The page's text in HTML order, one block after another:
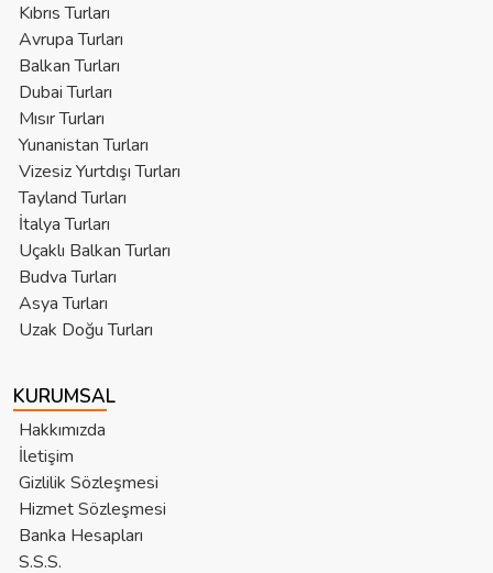
Kıbrıs Turları
Avrupa Turları
Balkan Turları
Dubai Turları
Mısır Turları
Yunanistan Turları
Vizesiz Yurtdışı Turları
Tayland Turları
İtalya Turları
Uçaklı Balkan Turları
Budva Turları
Asya Turları
Uzak Doğu Turları
KURUMSAL
Hakkımızda
İletişim
Gizlilik Sözleşmesi
Hizmet Sözleşmesi
Banka Hesapları
S.S.S.